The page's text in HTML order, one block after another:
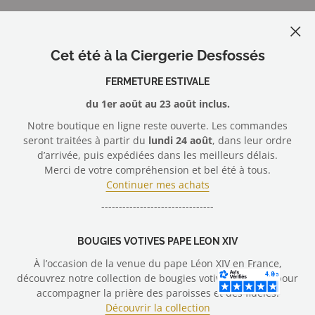
Cet été à la Ciergerie Desfossés
FERMETURE ESTIVALE
du 1er août au 23 août inclus.
Notre boutique en ligne reste ouverte. Les commandes
seront traitées à partir du lundi 24 août, dans leur ordre
d’arrivée, puis expédiées dans les meilleurs délais.
Merci de votre compréhension et bel été à tous.
Continuer mes achats
--------------------------------
BOUGIES VOTIVES PAPE LEON XIV
À l’occasion de la venue du pape Léon XIV en France,
découvrez notre collection de bougies votives conçues pour
accompagner la prière des paroisses et des fidèles.
Découvrir la collection
+33 (0)2 40 30 15 32
Mentions légales
Membre duSyndicat Général des Fabricants de Bougies
Nous acceptons
© 2026 Ciergerie Desfossés - vente en ligne cierges, bougies votives
Droit de rétractation